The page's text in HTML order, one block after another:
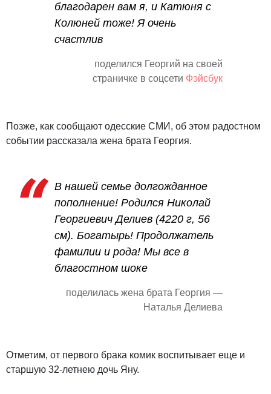
благодарен вам я, и Катюня с
Колюней тоже! Я очень
счастлив
поделился Георгий на своей
страничке в соцсети Фэйсбук
Позже, как сообщают одесские СМИ, об этом радостном
событии рассказала жена брата Георгия.
В нашей семье долгожданное
пополнение! Родился Николай
Георгиевич Делиев (4220 г, 56
см). Богатырь! Продолжатель
фамилии и рода! Мы все в
благостном шоке
поделилась жена брата Георгия —
Наталья Делиева
Отметим, от первого брака комик воспитывает еще и
старшую 32-летнею дочь Яну.